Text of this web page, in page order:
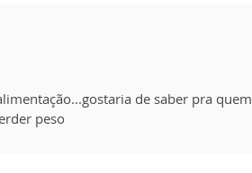
de saber pra quem
peso